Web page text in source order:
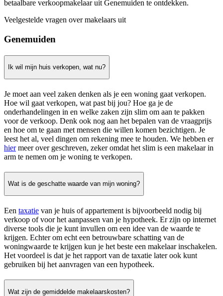
betaalbare verkoopmakelaar uit Genemuiden te ontdekken.
Veelgestelde vragen over makelaars uit
Genemuiden
Ik wil mijn huis verkopen, wat nu?
Je moet aan veel zaken denken als je een woning gaat verkopen.
Hoe wil gaat verkopen, wat past bij jou? Hoe ga je de
onderhandelingen in en welke zaken zijn slim om aan te pakken
voor de verkoop. Denk ook nog aan het bepalen van de vraagprijs
en hoe om te gaan met mensen die willen komen bezichtigen. Je
leest het al, veel dingen om rekening mee te houden. We hebben er
hiermeer over geschreven, zeker omdat het slim is een makelaar in
arm te nemen om je woning te verkopen.
Wat is de geschatte waarde van mijn woning?
Een taxatie van je huis of appartement is bijvoorbeeld nodig bij
verkoop of voor het aanpassen van je hypotheek. Er zijn op internet
diverse tools die je kunt invullen om een idee van de waarde te
krijgen. Echter om echt een betrouwbare schatting van de
woningwaarde te krijgen kun je het beste een makelaar inschakelen.
Het voordeel is dat je het rapport van de taxatie later ook kunt
gebruiken bij het aanvragen van een hypotheek.
Wat zijn de gemiddelde makelaarskosten?